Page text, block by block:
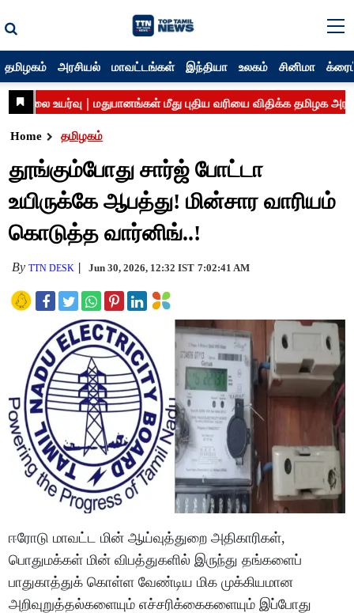
தமிழகம் அரசியல் மாவட்டங்கள் இந்தியா உலகம் சினிமா
Home தமிழகம்
தூங்கும்போது சார்ஜ் போட்டா
உயிருக்கே ஆபத்து! மின்சார வாரியம்
கொடுத்த வார்னிங்..!
ByTTN DESK Jun 30, 2026, 12:32 IST 7:02:41 AM
ஈரோடு மாவட்ட மின் ஆய்வுத்துறை அதிகாரிகள்,
பொதுமக்கள் மின் விபத்துகளில் இருந்து தங்களைப்
பாதுகாத்துக் கொள்ள வேண்டிய மிக முக்கியமான
அறிவுறுத்தல்களையும் எச்சரிக்கைகளையும் இப்போது